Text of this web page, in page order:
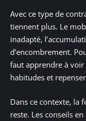
Avec ce type de
tiennent plus. Le
inadapté,
d’encombrement.
faut apprendre à
habitudes et
Dans ce contexte, la
reste. Les conseils